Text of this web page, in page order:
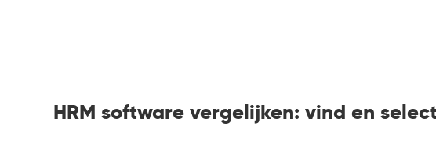
HRM software vergelijken: vind en